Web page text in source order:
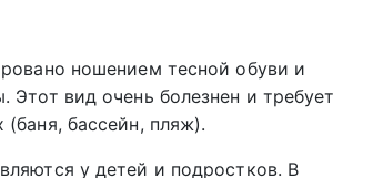
ношением тесной обуви и
вид очень болезнен и требует
бассейн, пляж).
у детей и подростков. В